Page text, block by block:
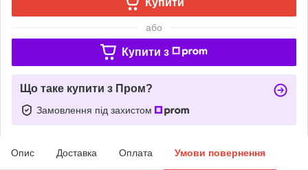
або
Купити з
Що таке купити з Пром?
Замовлення під захистом
Опис Доставка Оплата Умови повернення